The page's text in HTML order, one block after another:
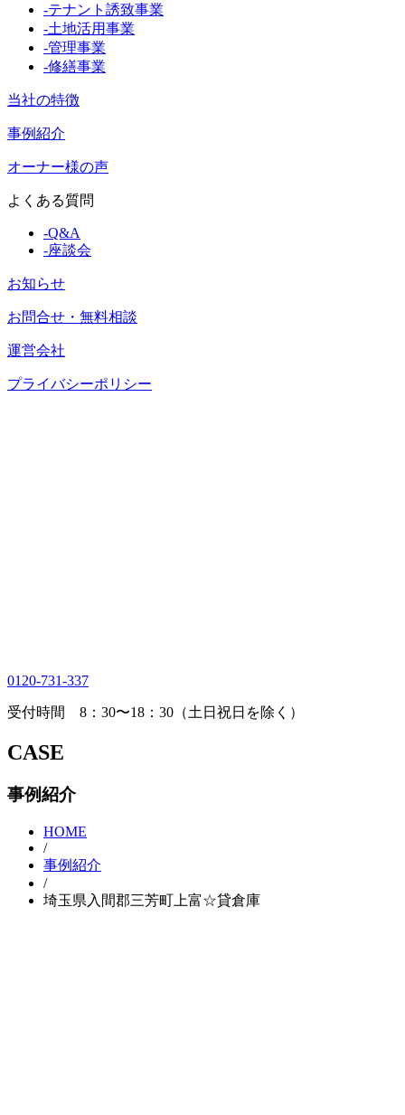
-テナント誘致事業
-土地活用事業
-管理事業
-修繕事業
当社の特徴
事例紹介
オーナー様の声
よくある質問
-Q&A
-座談会
お知らせ
お問合せ・無料相談
運営会社
プライバシーポリシー
0120-731-337
受付時間 8：30〜18：30（土日祝日を除く）
CASE
事例紹介
HOME
/
事例紹介
/
埼玉県入間郡三芳町上富☆貸倉庫